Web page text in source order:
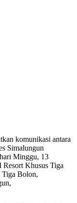
komunikasi antara
Simalungun
Minggu, 13
Khusus Tiga
Tiga Bolon,